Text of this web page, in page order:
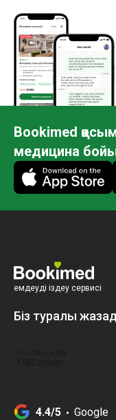
Bookimed
медицина
емдеуді іздеу сервисі
Біз туралы
4.4/5 Google